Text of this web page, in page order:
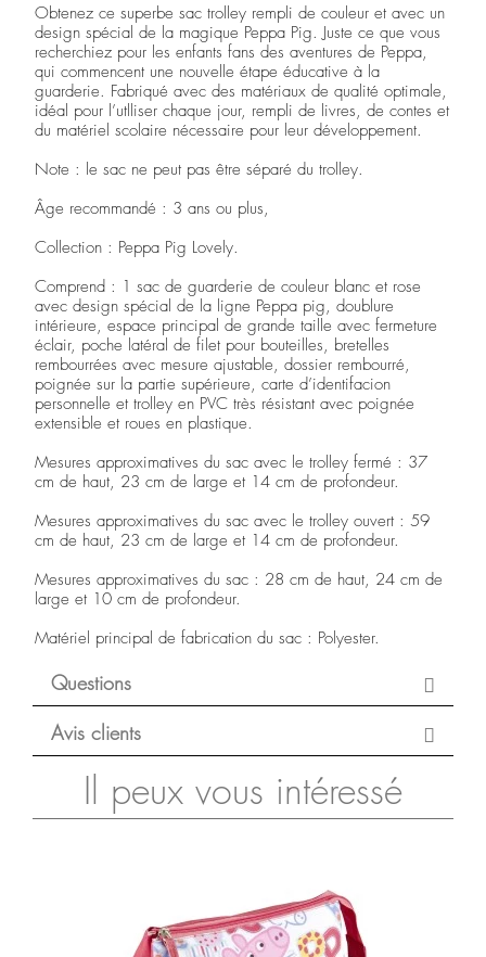
Obtenez ce superbe sac trolley rempli de couleur et avec un
design spécial de la magique Peppa Pig. Juste ce que vous
recherchiez pour les enfants fans des aventures de Peppa,
qui commencent une nouvelle étape éducative à la
guarderie. Fabriqué avec des matériaux de qualité optimale,
idéal pour l’utlliser chaque jour, rempli de livres, de contes et
du matériel scolaire nécessaire pour leur développement.
Note : le sac ne peut pas être séparé du trolley.
Âge recommandé : 3 ans ou plus,
Collection : Peppa Pig Lovely.
Comprend : 1 sac de guarderie de couleur blanc et rose
avec design spécial de la ligne Peppa pig, doublure
intérieure, espace principal de grande taille avec fermeture
éclair, poche latéral de filet pour bouteilles, bretelles
rembourrées avec mesure ajustable, dossier rembourré,
poignée sur la partie supérieure, carte d’identifacion
personnelle et trolley en PVC très résistant avec poignée
extensible et roues en plastique.
Mesures approximatives du sac avec le trolley fermé : 37
cm de haut, 23 cm de large et 14 cm de profondeur.
Mesures approximatives du sac avec le trolley ouvert : 59
cm de haut, 23 cm de large et 14 cm de profondeur.
Mesures approximatives du sac : 28 cm de haut, 24 cm de
large et 10 cm de profondeur.
Matériel principal de fabrication du sac : Polyester.
Questions
Avis clients
Il peux vous intéressé